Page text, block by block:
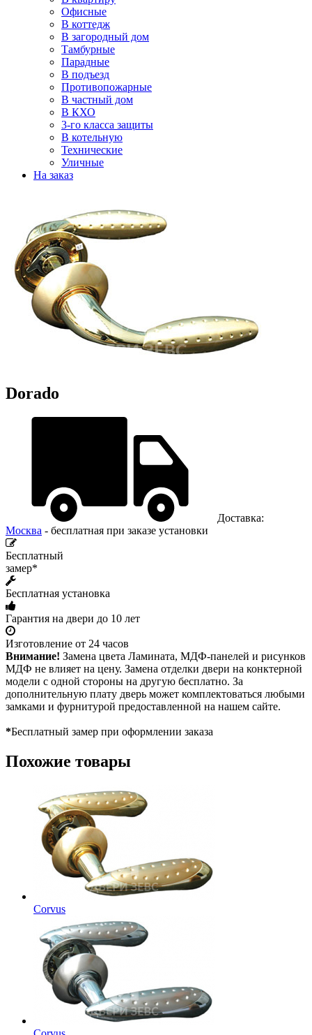
Офисные
В коттедж
В загородный дом
Тамбурные
Парадные
В подъезд
Противопожарные
В частный дом
В КХО
3-го класса защиты
В котельную
Технические
Уличные
На заказ
Dorado
Доставка:
Москва - бесплатная при заказе установки
Бесплатный
замер*
Бесплатная установка
Гарантия на двери до 10 лет
Изготовление от 24 часов
Внимание! Замена цвета Ламината, МДФ-панелей и рисунков
МДФ не влияет на цену. Замена отделки двери на конктерной
модели с одной стороны на другую бесплатно. За
дополнительную плату дверь может комплектоваться любыми
замками и фурнитурой предоставленной на нашем сайте.
*Бесплатный замер при оформлении заказа
Похожие товары
Corvus